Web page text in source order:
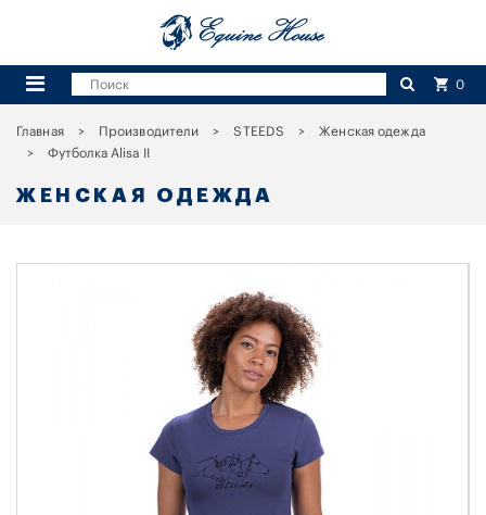
0
Главная Производители STEEDS
Женская одежда
Футболка Alisa II
ЖЕНСКАЯ ОДЕЖДА